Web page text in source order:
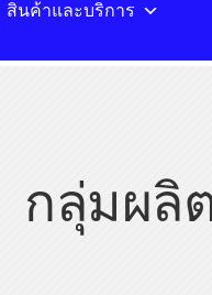
สินค้าและบริการ
กลุ่มผ